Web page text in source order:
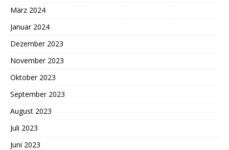
März 2024
Januar 2024
Dezember 2023
November 2023
Oktober 2023
September 2023
August 2023
Juli 2023
Juni 2023